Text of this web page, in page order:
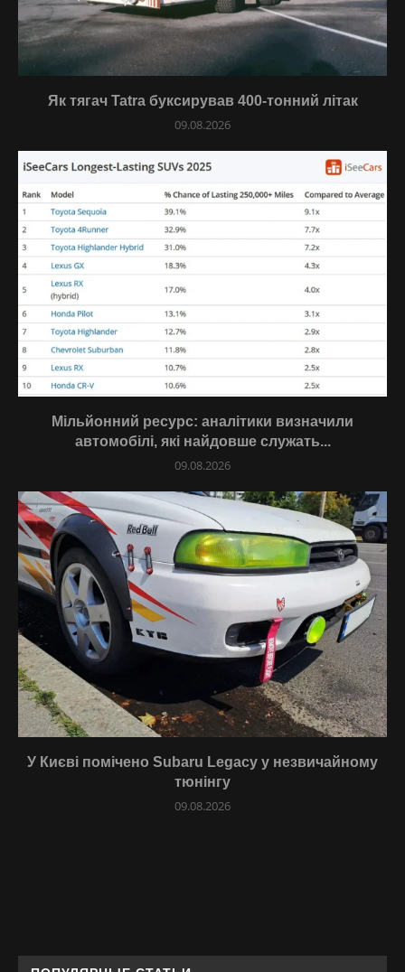
Як тягач Tatra буксирував 400-тонний літак
09.08.2026
Мільйонний ресурс: аналітики визначили
автомобілі, які найдовше служать...
09.08.2026
У Києві помічено Subaru Legacy у незвичайному
тюнінгу
09.08.2026